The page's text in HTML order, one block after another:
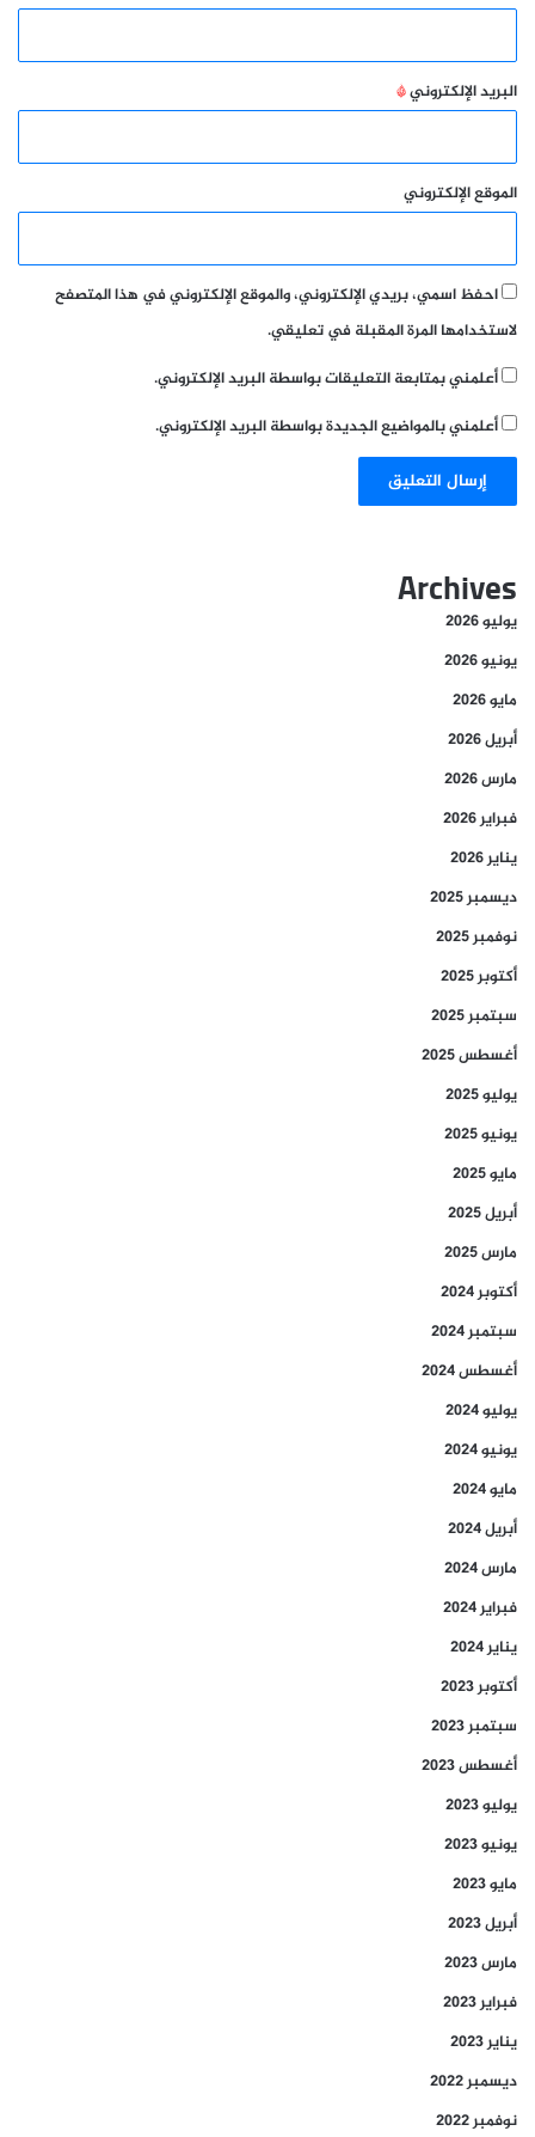
البريد الإلكتروني*
الموقع الإلكتروني
احفظ اسمي، بريدي الإلكتروني، والموقع الإلكتروني في هذا المتصفح
لاستخدامها المرة المقبلة في تعليقي.
أعلمني بمتابعة التعليقات بواسطة البريد الإلكتروني.
أعلمني بالمواضيع الجديدة بواسطة البريد الإلكتروني.
Archives
يوليو 2026
يونيو 2026
مايو 2026
أبريل 2026
مارس 2026
فبراير 2026
يناير 2026
ديسمبر 2025
نوفمبر 2025
أكتوبر 2025
سبتمبر 2025
أغسطس 2025
يوليو 2025
يونيو 2025
مايو 2025
أبريل 2025
مارس 2025
أكتوبر 2024
سبتمبر 2024
أغسطس 2024
يوليو 2024
يونيو 2024
مايو 2024
أبريل 2024
مارس 2024
فبراير 2024
يناير 2024
أكتوبر 2023
سبتمبر 2023
أغسطس 2023
يوليو 2023
يونيو 2023
مايو 2023
أبريل 2023
مارس 2023
فبراير 2023
يناير 2023
ديسمبر 2022
نوفمبر 2022